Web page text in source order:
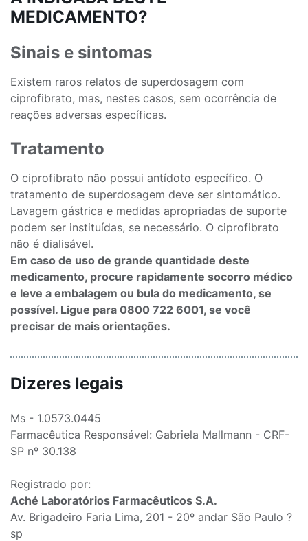
MEDICAMENTO?
Sinais e sintomas
Existem raros relatos de superdosagem com
ciprofibrato, mas, nestes casos, sem ocorrência de
reações adversas específicas.
Tratamento
O ciprofibrato não possui antídoto específico. O
tratamento de superdosagem deve ser sintomático.
Lavagem gástrica e medidas apropriadas de suporte
podem ser instituídas, se necessário. O ciprofibrato
não é dialisável.
Em caso de uso de grande quantidade deste
medicamento, procure rapidamente socorro médico
e leve a embalagem ou bula do medicamento, se
possível. Ligue para 0800 722 6001, se você
precisar de mais orientações.
Dizeres legais
Ms - 1.0573.0445
Farmacêutica Responsável: Gabriela Mallmann - CRF-
SP nº 30.138
Registrado por:
Aché Laboratórios Farmacêuticos S.A.
Av. Brigadeiro Faria Lima, 201 - 20º andar São Paulo ?
sp